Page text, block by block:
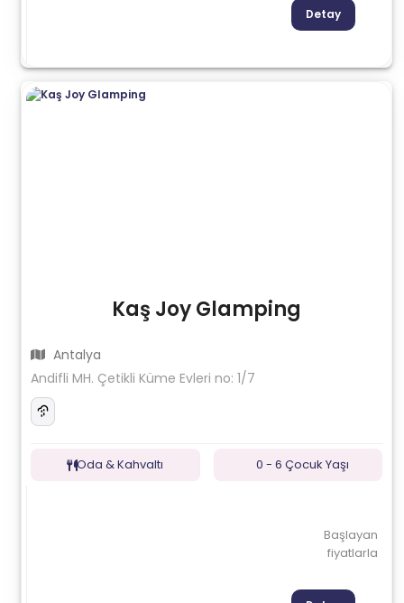
Detay
Kaş Joy Glamping
Antalya
Andifli MH. Çetikli Küme Evleri no: 1/7
Oda & Kahvaltı 0 - 6 Çocuk Yaşı
Başlayan
fiyatlarla